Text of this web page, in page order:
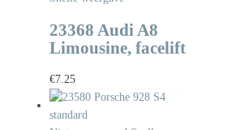
23368 Audi A8
Limousine, facelift
€7.25